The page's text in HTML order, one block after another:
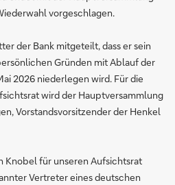
vorgeschlagen.
der Bank mitgeteilt, dass er sein
Gründen mit Ablauf der
2026 niederlegen wird. Für die
wird der Hauptversammlung
Vorstandsvorsitzender der Henkel
Knobel für unseren Aufsichtsrat
Vertreter eines deutschen